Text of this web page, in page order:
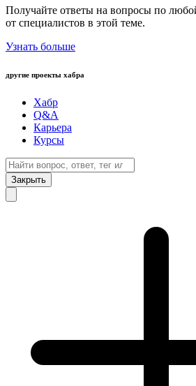
Получайте ответы на вопросы по
от специалистов в этой теме.
Узнать больше
другие проекты хабра
Хабр
Q&A
Карьера
Курсы
Закрыть